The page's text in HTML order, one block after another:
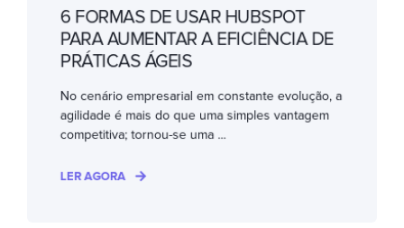
6 FORMAS DE USAR HUBSPOT
PARA AUMENTAR A EFICIÊNCIA DE
PRÁTICAS ÁGEIS
No cenário empresarial em constante evolução, a
agilidade é mais do que uma simples vantagem
competitiva; tornou-se uma ...
LER AGORA